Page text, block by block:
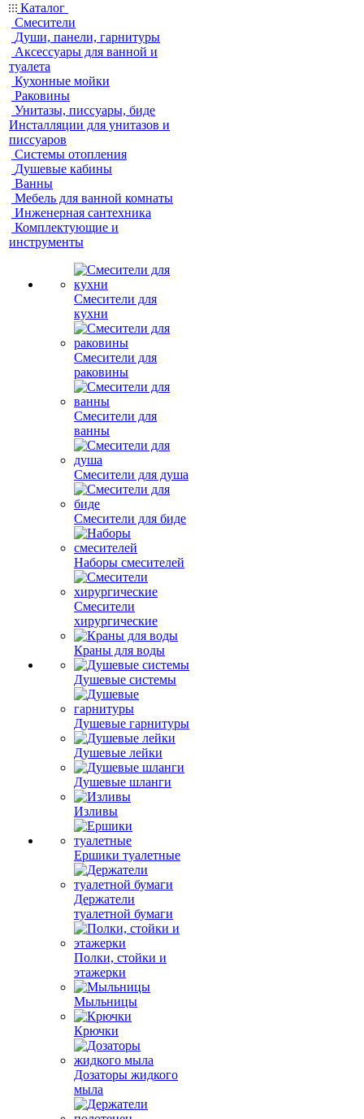
Каталог
Смесители
Души, панели, гарнитуры
Аксессуары для ванной и
туалета
Кухонные мойки
Раковины
Унитазы, писсуары, биде
Инсталляции для унитазов и
писсуаров
Системы отопления
Душевые кабины
Ванны
Мебель для ванной комнаты
Инженерная сантехника
Комплектующие и
инструменты
Смесители для
кухни
Смесители для
раковины
Смесители для
ванны
Смесители для душа
Смесители для биде
Наборы смесителей
Смесители
хирургические
Краны для воды
Душевые системы
Душевые гарнитуры
Душевые лейки
Душевые шланги
Изливы
Ершики туалетные
Держатели
туалетной бумаги
Полки, стойки и
этажерки
Мыльницы
Крючки
Дозаторы жидкого
мыла